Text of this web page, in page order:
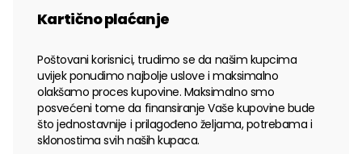
Kartično plaćanje
Poštovani korisnici, trudimo se da našim kupcima
uvijek ponudimo najbolje uslove i maksimalno
olakšamo proces kupovine. Maksimalno smo
posvećeni tome da finansiranje Vaše kupovine bude
što jednostavnije i prilagođeno željama, potrebama i
sklonostima svih naših kupaca.